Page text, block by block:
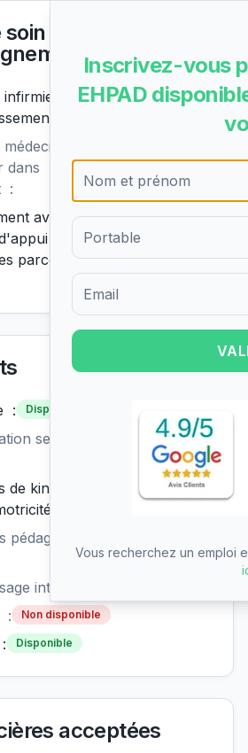
et
de nuit
:
Disponible
dans
:
disponible
avec un ou
à la
parcours de
Disponible
: Disponible
sensorielle
disponible
de kinésithérapie
:
Disponible
pédagogiques
disponible
interne :
: Non disponible
Disponible
acceptées
Inscrivez-vous
EHPAD
Formulaire d'inscription pour
Vous recherchez un emploi